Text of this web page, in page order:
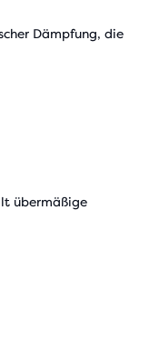
Dämpfung, die
übermäßige